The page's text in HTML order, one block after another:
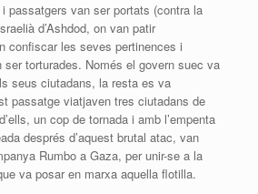
passatgers van ser portats (contra la
d’Ashdod, on van patir
confiscar les seves pertinences i
torturades. Només el govern suec va
seus ciutadans, la resta es va
passatge viatjaven tres ciutadans de
un cop de tornada i amb l’empenta
després d’aquest brutal atac, van
Rumbo a Gaza, per unir-se a la
va posar en marxa aquella flotilla.